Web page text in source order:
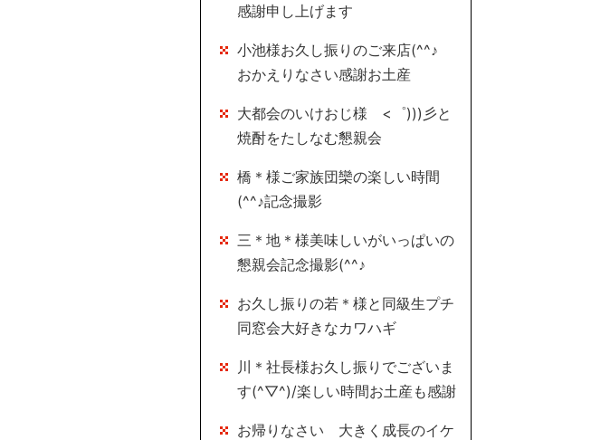
感謝申し上げます
小池様お久し振りのご来店(^^♪
おかえりなさい感謝お土産
大都会のいけおじ様 <゜)))彡と
焼酎をたしなむ懇親会
橋＊様ご家族団欒の楽しい時間
(^^♪記念撮影
三＊地＊様美味しいがいっぱいの
懇親会記念撮影(^^♪
お久し振りの若＊様と同級生プチ
同窓会大好きなカワハギ
川＊社長様お久し振りでございま
す(^▽^)/楽しい時間お土産も感謝
お帰りなさい 大きく成長のイケ